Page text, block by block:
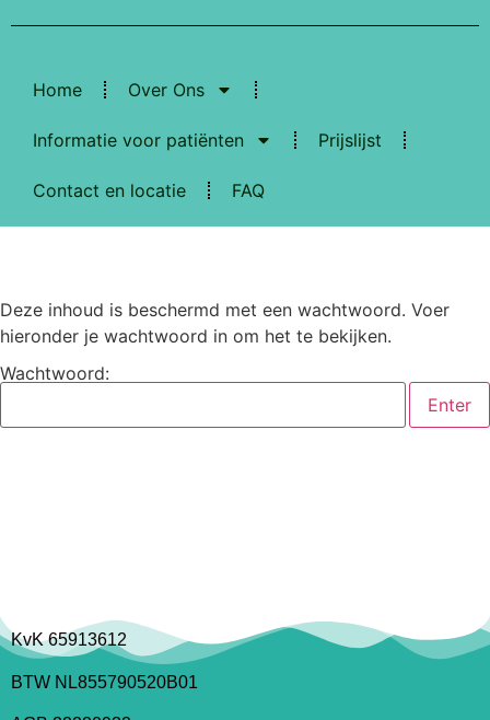
Home Over Ons
Informatie voor patiënten Prijslijst
Contact en locatie FAQ
Deze inhoud is beschermd met een wachtwoord. Voer
hieronder je wachtwoord in om het te bekijken.
Wachtwoord:
KvK 65913612
BTW NL855790520B01